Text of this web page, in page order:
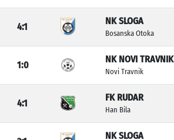
4:1
NK SLOGA
Bosanska Otoka
1:0
NK NOVI TRAVNIK
Novi Travnik
4:1
FK RUDAR
Han Bila
NK SLOGA